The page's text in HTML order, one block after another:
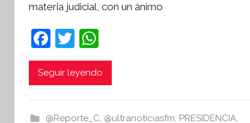
I
materia judicial, con un ánimo
F
a
c
b
T
w
itt
h
at
A
Seguir leyendo
@Reporte_C, @ultranoticiasfm, PRESIDENCIA,